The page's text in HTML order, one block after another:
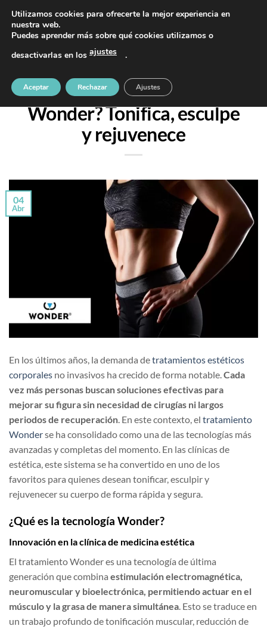
contenido
PIDE TU CITA AL TELÉFONO 637 42 97 25
¿Qué es el tratamiento
Wonder? Tonifica, esculpe
y rejuvenece
04
Abr
En los últimos años, la demanda detratamientos estéticos
corporales no invasivos ha crecido de forma notable.Cada
vez más personas buscan soluciones efectivas para
mejorar su figura sin necesidad de cirugías ni largos
periodos de recuperación. En este contexto, el tratamiento
Wonderse ha consolidado como una de las tecnologías más
avanzadas y completas del momento. En las clínicas de
estética, este sistema se ha convertido en uno de los
favoritos para quienes desean tonificar, esculpir y
rejuvenecer su cuerpo de forma rápida y segura.
¿Qué es la tecnología Wonder?
Innovación en la clínica de medicina estética
El tratamiento Wonder es una tecnología de última
generación que combina estimulación electromagnética,
neuromuscular y bioelectrónica, permitiendo actuar en el
músculo y la grasa de manera simultánea . Esto se traduce en
un trabajo profundo de tonificación muscular, reducción de
Utilizamos cookies para ofrecerte la mejor experiencia en
nuestra web.
Puedes aprender más sobre qué cookies utilizamos o
desactivarlas en los ajustes .
Aceptar Rechazar Ajustes